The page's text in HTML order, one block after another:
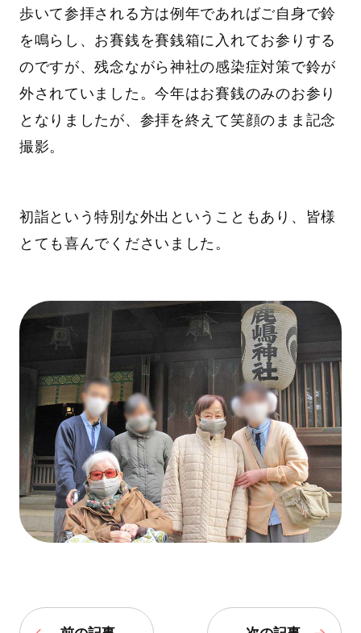
歩いて参拝される方は例年であればご自身で鈴
を鳴らし、お賽銭を賽銭箱に入れてお参りする
のですが、残念ながら神社の感染症対策で鈴が
外されていました。今年はお賽銭のみのお参り
となりましたが、参拝を終えて笑顔のまま記念
撮影。
初詣という特別な外出ということもあり、皆様
とても喜んでくださいました。